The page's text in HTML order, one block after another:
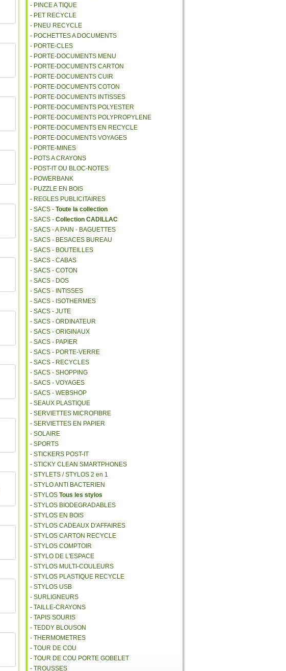
- PINCE A TIQUE
- PET RECYCLE
- PNEU RECYCLE
- POCHETTES A DOCUMENTS
- PORTE-CLES
- PORTE-DOCUMENTS MENU
- PORTE-DOCUMENTS CARTON
- PORTE-DOCUMENTS CUIR
- PORTE-DOCUMENTS COTON
- PORTE-DOCUMENTS INTISSES
- PORTE-DOCUMENTS POLYESTER
- PORTE-DOCUMENTS POLYPROPYLENE
- PORTE-DOCUMENTS EN RECYCLE
- PORTE-DOCUMENTS VOYAGES
- PORTE-MINES
- POTS A CRAYONS
- POST-IT OU BLOC-NOTES
- POWERBANK
- PUZZLE EN BOIS
- REGLES PUBLICITAIRES
- SACS - Toute la collection
- SACS - Collection CADILLAC
- SACS - A PAIN - BAGUETTES
- SACS - BESACES BUREAU
- SACS - BOUTEILLES
- SACS - CABAS
- SACS - COTON
- SACS - DOS
- SACS - INTISSES
- SACS - ISOTHERMES
- SACS - JUTE
- SACS - ORDINATEUR
- SACS - ORIGINAUX
- SACS - PAPIER
- SACS - PORTE-VERRE
- SACS - RECYCLES
- SACS - SHOPPING
- SACS - VOYAGES
- SACS - WEBSHOP
- SEAUX PLASTIQUE
- SERVIETTES MICROFIBRE
- SERVIETTES EN PAPIER
- SOLAIRE
- SPORTS
- STICKERS POST-IT
- STICKY CLEAN SMARTPHONES
- STYLETS / STYLOS 2 en 1
- STYLO ANTI BACTERIEN
- STYLOS Tous les stylos
- STYLOS BIODEGRADABLES
- STYLOS EN BOIS
- STYLOS CADEAUX D'AFFAIRES
- STYLOS CARTON RECYCLE
- STYLOS COMPTOIR
- STYLO DE L'ESPACE
- STYLOS MULTI-COULEURS
- STYLOS PLASTIQUE RECYCLE
- STYLOS USB
- SURLIGNEURS
- TAILLE-CRAYONS
- TAPIS SOURIS
- TEDDY BLOUSON
- THERMOMETRES
- TOUR DE COU
- TOUR DE COU PORTE GOBELET
- TROUSSES